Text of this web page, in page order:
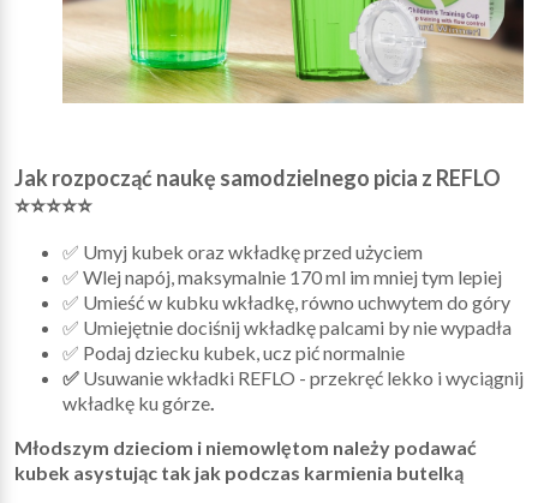
Jak rozpocząć naukę samodzielnego picia z REFLO
⭐⭐⭐⭐⭐
✅ Umyj kubek oraz wkładkę przed użyciem
✅ Wlej napój, maksymalnie 170 ml im mniej tym lepiej
✅ Umieść w kubku wkładkę, równo uchwytem do góry
✅ Umiejętnie dociśnij wkładkę palcami by nie wypadła
✅ Podaj dziecku kubek, ucz pić normalnie
✅ Usuwanie wkładki REFLO - przekręć lekko i wyciągnij
wkładkę ku górze
Młodszym dzieciom i niemowlętom należy podawać
kubek asystując tak jak podczas karmienia butelką